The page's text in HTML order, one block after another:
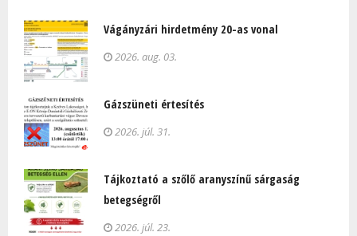
Vágányzári hirdetmény 20-as vonal
2026. aug. 03.
Gázszüneti értesítés
2026. júl. 31.
Tájkoztató a szőlő aranyszínű sárgaság
betegségről
2026. júl. 23.